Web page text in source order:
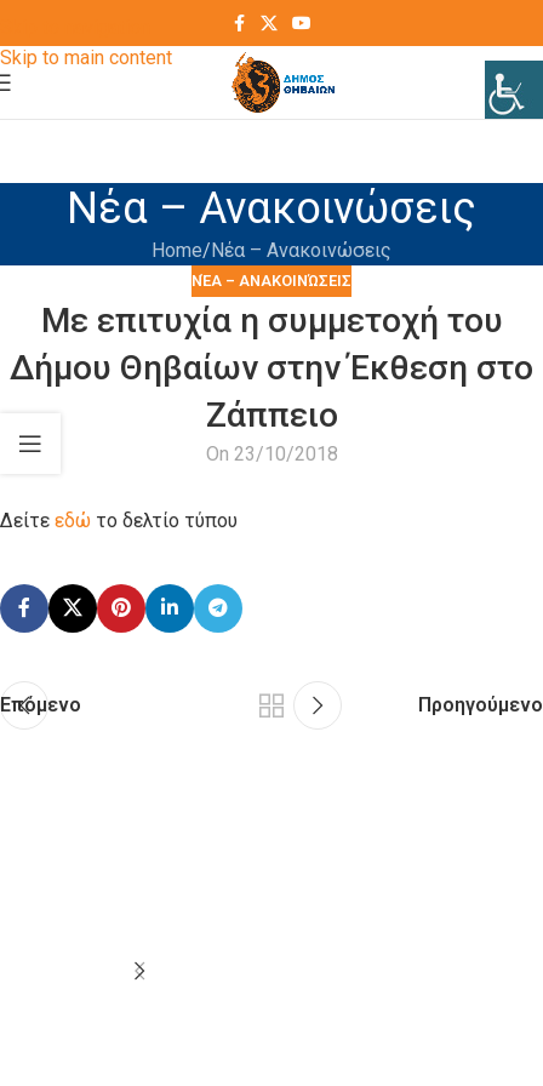
Skip to main content
Νέα – Ανακοινώσεις
Home Νέα – Ανακοινώσεις
ΝΈΑ – ΑΝΑΚΟΙΝΏΣΕΙΣ
Με επιτυχία η συμμετοχή του
Δήμου Θηβαίων στην Έκθεση στο
Ζάππειο
On 23/10/2018
Δείτε εδώ το δελτίο τύπου
Επόμενο Προηγούμενο